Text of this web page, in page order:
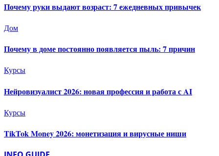
Почему руки выдают возраст: 7 ежедневных привычек
Дом
Почему в доме постоянно появляется пыль: 7 причин
Курсы
Нейровизуалист 2026: новая профессия и работа с AI
Курсы
TikTok Money 2026: монетизация и вирусные ниши